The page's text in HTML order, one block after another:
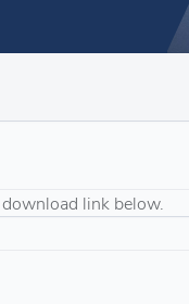
link below.